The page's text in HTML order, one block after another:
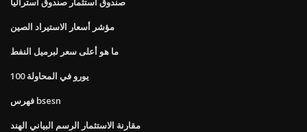
مؤشر أسعار الاستيراد الصين
ما هو أعلى سعر لبرميل النفط
100 يورو في المحاولة
فهرس bsesn
مقارنة الاستثمار الرسم البياني الهند